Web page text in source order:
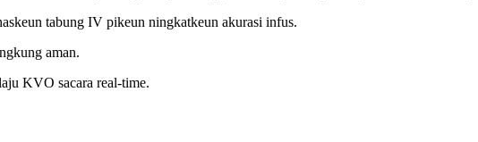
tabung IV pikeun ningkatkeun akurasi infus.
aman.
KVO sacara real-time.